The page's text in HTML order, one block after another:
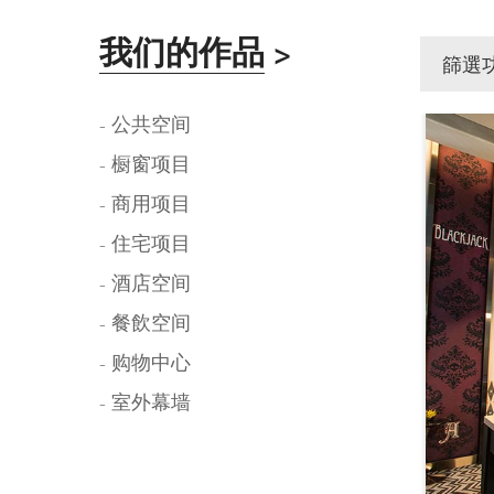
我们的作品 >
- 公共空间
- 橱窗项目
- 商用项目
- 住宅项目
- 酒店空间
- 餐飲空间
- 购物中心
- 室外幕墙
篩選